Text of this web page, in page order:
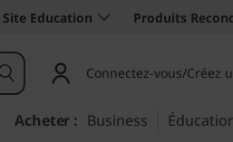
Education Produits
Connectez-vous/Créez
Acheter : Business